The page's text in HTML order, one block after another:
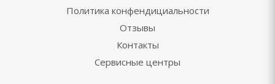
Политика конфендициальности
Отзывы
Контакты
Сервисные центры